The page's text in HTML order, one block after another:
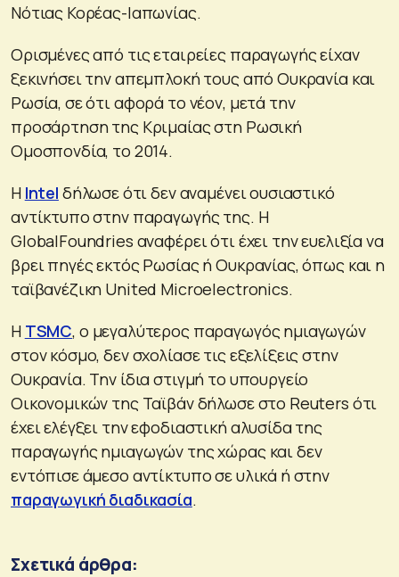
Νότιας Κορέας-Ιαπωνίας.
Ορισμένες από τις εταιρείες παραγωγής είχαν
ξεκινήσει την απεμπλοκή τους από Ουκρανία και
Ρωσία, σε ότι αφορά το νέον, μετά την
προσάρτηση της Κριμαίας στη Ρωσική
Ομοσπονδία, το 2014.
Η Intel δήλωσε ότι δεν αναμένει ουσιαστικό
αντίκτυπο στην παραγωγής της. Η
GlobalFoundries αναφέρει ότι έχει την ευελιξία να
βρει πηγές εκτός Ρωσίας ή Ουκρανίας, όπως και η
ταϊβανέζικη United Microelectronics.
Η TSMC, ο μεγαλύτερος παραγωγός ημιαγωγών
στον κόσμο, δεν σχολίασε τις εξελίξεις στην
Ουκρανία. Την ίδια στιγμή το υπουργείο
Οικονομικών της Ταϊβάν δήλωσε στο Reuters ότι
έχει ελέγξει την εφοδιαστική αλυσίδα της
παραγωγής ημιαγωγών της χώρας και δεν
εντόπισε άμεσο αντίκτυπο σε υλικά ή στην
παραγωγική διαδικασία.
Σχετικά άρθρα: